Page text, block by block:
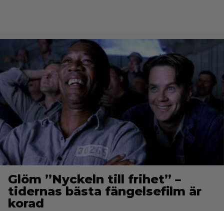
Glöm ”Nyckeln till frihet” –
tidernas bästa fängelsefilm är
korad